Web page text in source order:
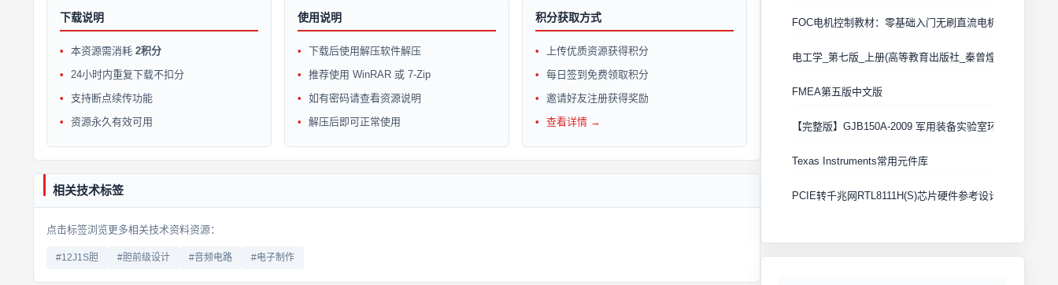
下载说明
本资源需消耗 2积分
24小时内重复下载不扣分
支持断点续传功能
资源永久有效可用
使用说明
下载后使用解压软件解压
推荐使用 WinRAR 或 7-Zip
如有密码请查看资源说明
解压后即可正常使用
积分获取方式
上传优质资源获得积分
每日签到免费领取积分
邀请好友注册获得奖励
查看详情 →
相关技术标签
点击标签浏览更多相关技术资料资源：
#12J1S胆 #胆前级设计 #音频电路 #电子制作
FOC电机控制教材：零基础入门无刷直流电机矢量控制技
电工学_第七版_上册(高等教育出版社_秦曾煌版)
FMEA第五版中文版
【完整版】GJB150A-2009 军用装备实验室环境试验方法
Texas Instruments常用元件库
PCIE转千兆网RTL8111H(S)芯片硬件参考设计 Cadence原